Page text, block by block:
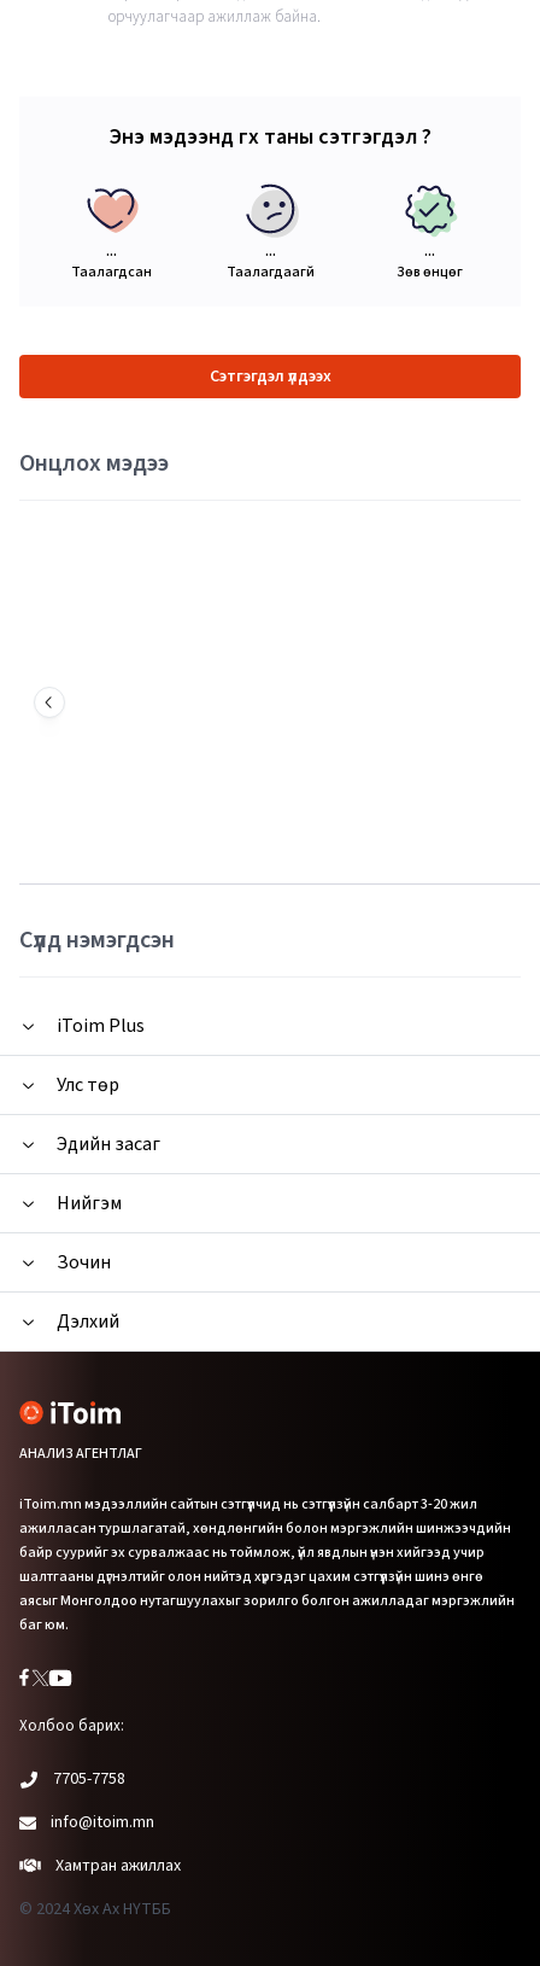
орчуулагчаар ажиллаж байна.
Энэ мэдээнд өгөх таны сэтгэгдэл ?
...
Таалагдсан
...
Таалагдаагүй
...
Зөв өнцөг
Сэтгэгдэл үлдээх
Онцлох мэдээ
Сүүлд нэмэгдсэн
iToim Plus
Улс төр
Эдийн засаг
Нийгэм
Зочин
Дэлхий
АНАЛИЗ АГЕНТЛАГ
iToim.mn мэдээллийн сайтын сэтгүүлчид нь сэтгүүлзүйн салбарт 3-20 жил
ажилласан туршлагатай, хөндлөнгийн болон мэргэжлийн шинжээчдийн
байр суурийг эх сурвалжаас нь тоймлож, үйл явдлын үнэн хийгээд учир
шалтгааны дүгнэлтийг олон нийтэд хүргэдэг цахим сэтгүүлзүйн шинэ өнгө
аясыг Монголдоо нутагшуулахыг зорилго болгон ажилладаг мэргэжлийн
баг юм.
Холбоо барих:
7705-7758
info@itoim.mn
Хамтран ажиллах
© 2024 Хөх Ах НҮТББ